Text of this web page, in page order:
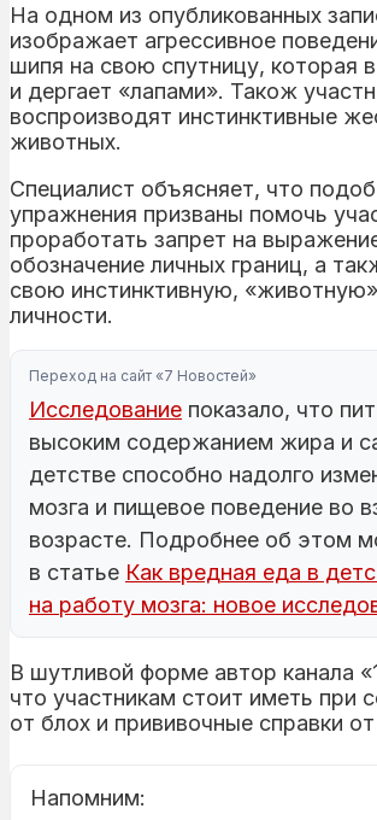
На одном из опубликованных
изображает агрессивное
шипя на свою спутницу, которая
и дергает «лапами». Також
воспроизводят инстинктивные
животных.
Специалист объясняет, что
упражнения призваны помочь
проработать запрет на
обозначение личных границ, а
свою инстинктивную,
личности.
Переход на сайт «7 Новостей»
Исследование показало, что
высоким содержанием жира и
детстве способно надолго
мозга и пищевое поведение во
возрасте. Подробнее об этом
в статье Как вредная еда в
на работу мозга: новое
В шутливой форме автор канала
что участникам стоит иметь при
от блох и прививочные справки
Напомним: